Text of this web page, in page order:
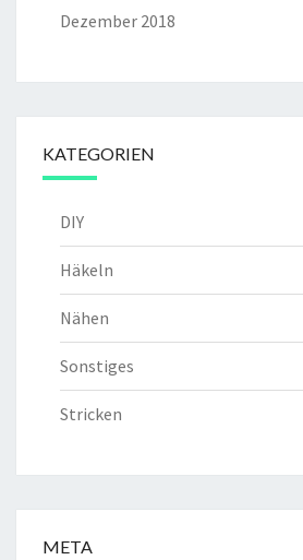
Dezember 2018
KATEGORIEN
DIY
Häkeln
Nähen
Sonstiges
Stricken
META